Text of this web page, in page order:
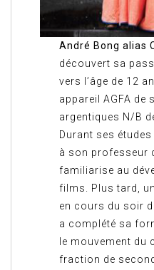
André Bong alias
découvert sa
vers l’âge de 12
appareil AGFA de
argentiques N/B
Durant ses
à son professeur
familiarise au
films. Plus tard,
en cours du soir
a complété sa
le mouvement du
fraction de